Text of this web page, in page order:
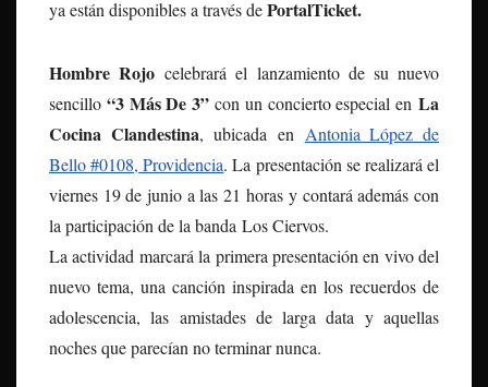
ya están disponibles a través dePortalTicket.
Hombre Rojo celebrará el lanzamiento de su nuevo
sencillo “3 Más De 3” con un concierto especial enLa
Cocina Clandestina, ubicada en Antonia López de
Bello #0108, Providencia. La presentación se realizará el
viernes 19 de junio a las 21 horas y contará además con
la participación de la banda Los Ciervos.
La actividad marcará la primera presentación en vivo del
nuevo tema, una canción inspirada en los recuerdos de
adolescencia, las amistades de larga data y aquellas
noches que parecían no terminar nunca.